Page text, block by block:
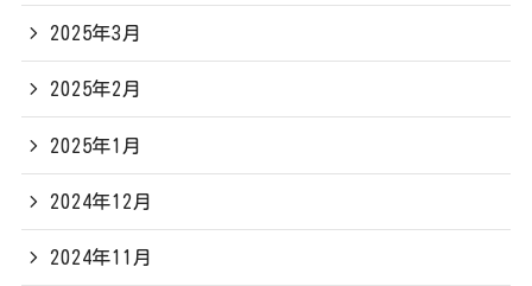
2025年3月
2025年2月
2025年1月
2024年12月
2024年11月